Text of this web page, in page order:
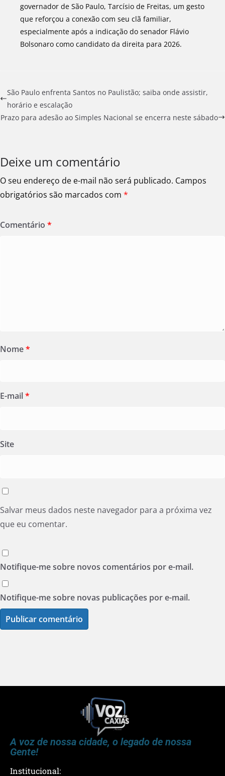
governador de São Paulo, Tarcísio de Freitas, um gesto
que reforçou a conexão com seu clã familiar,
especialmente após a indicação do senador Flávio
Bolsonaro como candidato da direita para 2026.
São Paulo enfrenta Santos no Paulistão; saiba onde assistir,
horário e escalação
Prazo para adesão ao Simples Nacional se encerra neste sábado
Deixe um comentário
O seu endereço de e-mail não será publicado. Campos
obrigatórios são marcados com *
Comentário *
Nome*
E-mail*
Site
Salvar meus dados neste navegador para a próxima vez
que eu comentar.
Notifique-me sobre novos comentários por e-mail.
Notifique-me sobre novas publicações por e-mail.
A voz de nossa cidade, o legado de nossa
Gente!
Institucional: